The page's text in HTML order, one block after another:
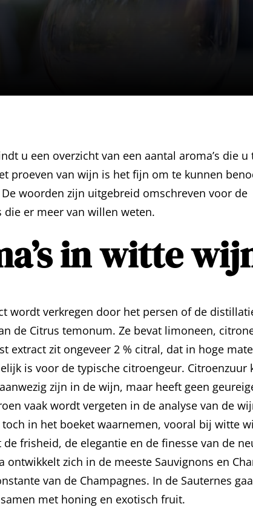
u een overzicht van een aantal aroma’s die
proeven van wijn is het fijn om te kunnen
woorden zijn uitgebreid omschreven voor de
er meer van willen weten.
in witte
wordt verkregen door het persen of de
de Citrus temonum. Ze bevat limoneen,
extract zit ongeveer 2 % citral, dat in hoge mate
is voor de typische citroengeur. Citroenzuur
zijn in de wijn, maar heeft geen
vaak wordt vergeten in de analyse van de
in het boeket waarnemen, vooral bij witte
frisheid, de elegantie en de finesse van de
ontwikkelt zich in de meeste Sauvignons en
van de Champagnes. In de Sauternes
met honing en exotisch fruit.